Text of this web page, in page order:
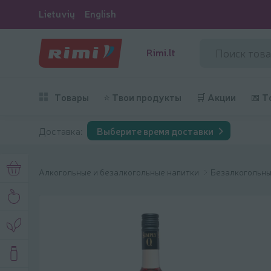
Lietuvių English
Rimi.lt
Товары ⭐ Твои продукты 🛒 Акции 📅
Доставка: Выберите время доставки
Алкогольные и безалкогольные напитки